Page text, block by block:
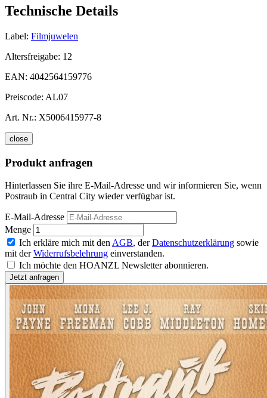
Technische Details
Label: Filmjuwelen
Altersfreigabe: 12
EAN: 4042564159776
Preiscode: AL07
Art. Nr.: X5006415977-8
close
Produkt anfragen
Hinterlassen Sie ihre E-Mail-Adresse und wir informieren Sie, wenn
Postraub in Central City wieder verfügbar ist.
E-Mail-Adresse
Menge
Ich erkläre mich mit den AGB, derDatenschutzerklärung sowie
mit derWiderrufsbelehrung einverstanden.
Ich möchte den HOANZL Newsletter abonnieren.